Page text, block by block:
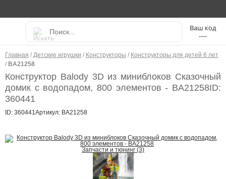
----
Главная / Детские игрушки / Конструкторы / Конструкторы для детей 6 лет
/ BA21258
Конструктор Balody 3D из миниблоков Сказочный
домик с водопадом, 800 элементов - BA21258ID:
360441
ID: 360441Артикул: BA21258
Запчасти и тюнинг (3)